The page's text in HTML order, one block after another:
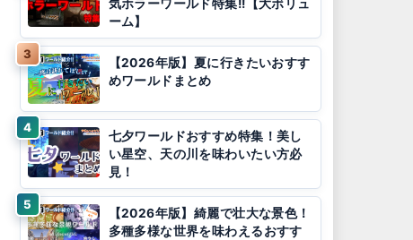
気ホラーワールド特集!!【大ボリュ
ーム】
【2026年版】夏に行きたいおすす
めワールドまとめ
七夕ワールドおすすめ特集！美し
い星空、天の川を味わいたい方必
見！
【2026年版】綺麗で壮大な景色！
多種多様な世界を味わえるおすす